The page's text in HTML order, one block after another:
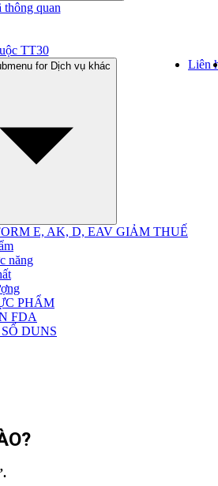
thông quan
TT30
for Dịch vụ khác
E, AK, D, EAV GIẢM THUẾ
năng
PHẨM
FDA
DUNS
Liên